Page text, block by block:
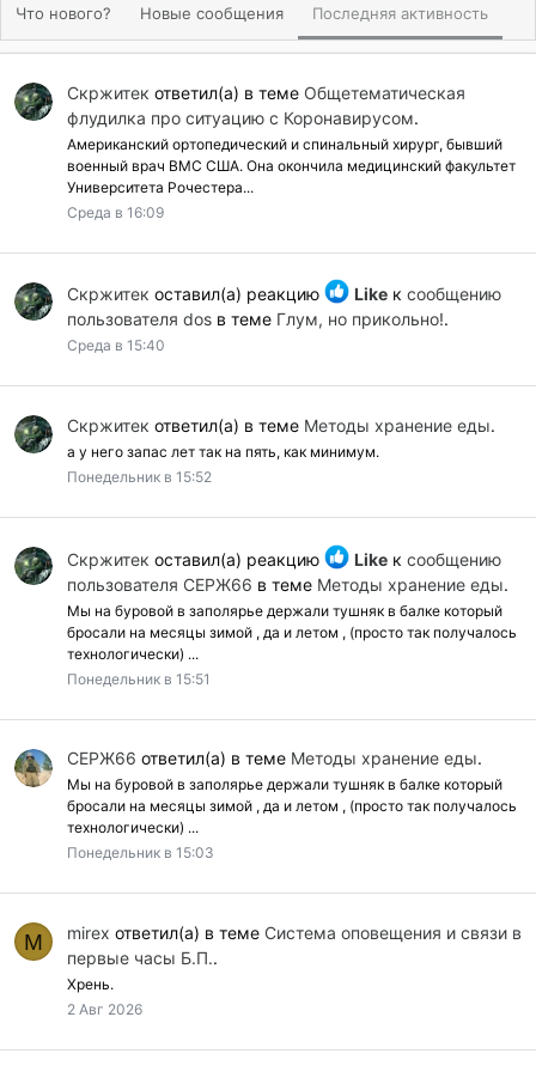
Что нового? Новые сообщения Последняя активность
Скржитек ответил(а) в теме Общетематическая
флудилка про ситуацию с Коронавирусом.
Американский ортопедический и спинальный хирург, бывший
военный врач ВМС США. Она окончила медицинский факультет
Университета Рочестера...
Среда в 16:09
Скржитек оставил(а) реакцию Like к сообщению
пользователя dos в теме Глум, но прикольно!.
Среда в 15:40
Скржитек ответил(а) в теме Методы хранение еды.
а у него запас лет так на пять, как минимум.
Понедельник в 15:52
Скржитек оставил(а) реакцию Like к сообщению
пользователя СЕРЖ66 в теме Методы хранение еды.
Мы на буровой в заполярье держали тушняк в балке который
бросали на месяцы зимой , да и летом , (просто так получалось
технологически) ...
Понедельник в 15:51
СЕРЖ66 ответил(а) в теме Методы хранение еды.
Мы на буровой в заполярье держали тушняк в балке который
бросали на месяцы зимой , да и летом , (просто так получалось
технологически) ...
Понедельник в 15:03
M mirex ответил(а) в теме Cистема оповещения и связи в
первые часы Б.П..
Хрень.
2 Авг 2026